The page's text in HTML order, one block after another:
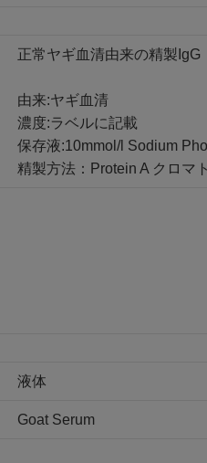
正常ヤギ血清由来の精製IgG
由来:ヤギ血清
濃度:ラベルに記載
保存液:10mmol/l Sodium
精製方法：Protein A クロマ
液体
Goat Serum